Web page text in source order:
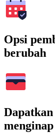
Opsi
berubah
menginap